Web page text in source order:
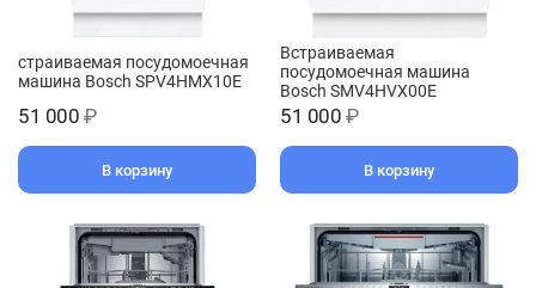
страиваемая посудомоечная
машина Bosch SPV4HMX10E
51 000 ₽
В корзину
Встраиваемая
посудомоечная машина
Bosch SMV4HVX00E
51 000 ₽
В корзину